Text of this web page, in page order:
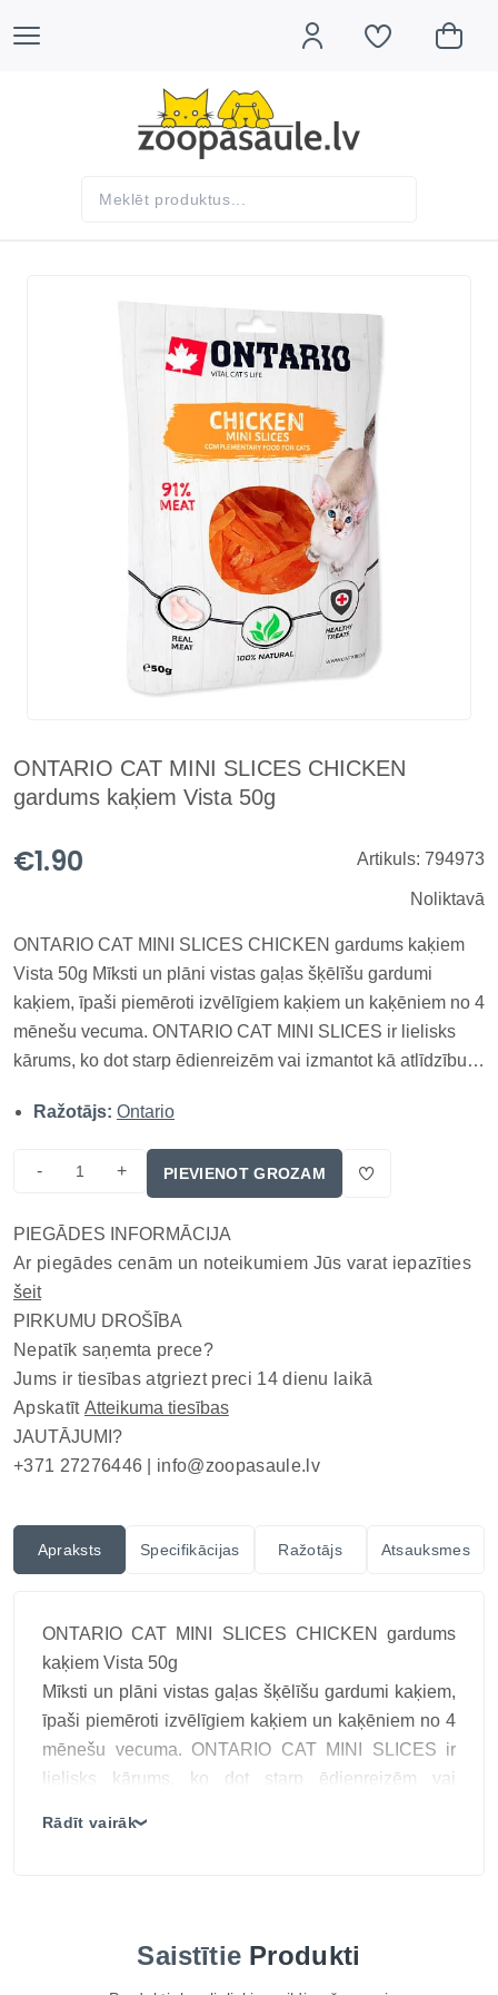
ONTARIO CAT MINI SLICES CHICKEN
gardums kaķiem Vista 50g
€1.90 Artikuls: 794973
Noliktavā
ONTARIO CAT MINI SLICES CHICKEN gardums kaķiem
Vista 50g Mīksti un plāni vistas gaļas šķēlīšu gardumi
kaķiem, īpaši piemēroti izvēlīgiem kaķiem un kaķēniem no 4
mēnešu vecuma. ONTARIO CAT MINI SLICES ir lielisks
kārums, ko dot starp ēdienreizēm vai izmantot kā atlīdzību.
gardums ir dabīgs, garšīgs un veselīgs papildinājums kaķa
uzturā. Galvenās ī...
Ražotājs: Ontario
- + PIEVIENOT GROZAM
PIEGĀDES INFORMĀCIJA
Ar piegādes cenām un noteikumiem Jūs varat iepazīties
šeit
PIRKUMU DROŠĪBA
Nepatīk saņemta prece?
Jums ir tiesības atgriezt preci 14 dienu laikā
Apskatīt Atteikuma tiesības
JAUTĀJUMI?
+371 27276446 | info@zoopasaule.lv
Apraksts Specifikācijas Ražotājs Atsauksmes
ONTARIO CAT MINI SLICES CHICKEN gardums
kaķiem Vista 50g
Mīksti un plāni vistas gaļas šķēlīšu gardumi kaķiem,
īpaši piemēroti izvēlīgiem kaķiem un kaķēniem no 4
mēnešu vecuma. ONTARIO CAT MINI SLICES ir
lielisks kārums, ko dot starp ēdienreizēm vai
Rādīt vairāk❯
Saistītie Produkti